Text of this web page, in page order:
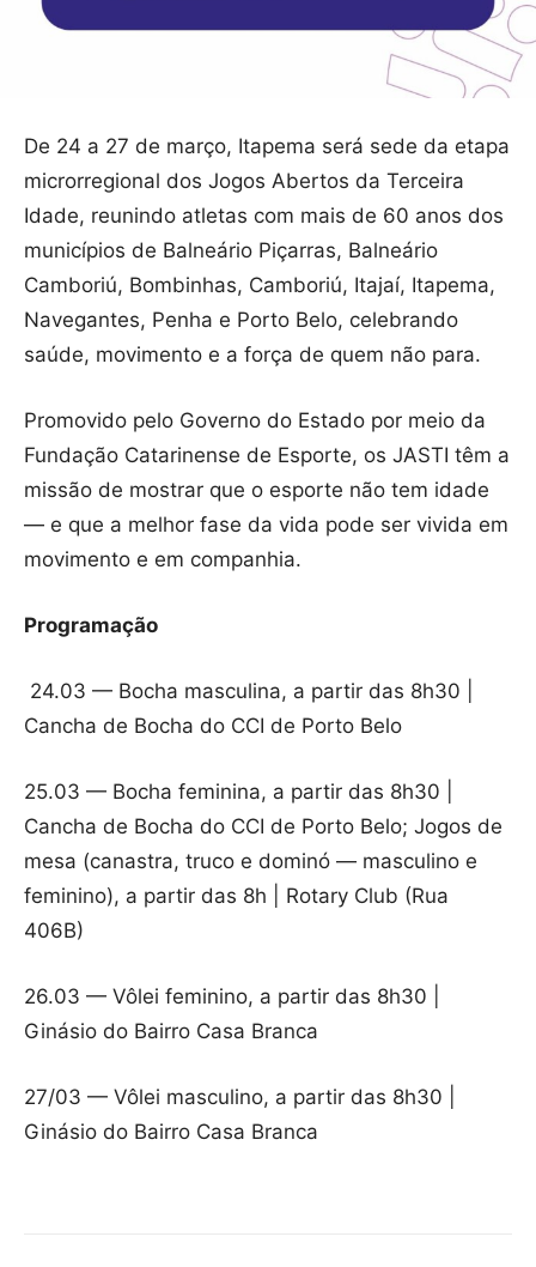
De 24 a 27 de março, Itapema será sede da etapa
microrregional dos Jogos Abertos da Terceira
Idade, reunindo atletas com mais de 60 anos dos
municípios de Balneário Piçarras, Balneário
Camboriú, Bombinhas, Camboriú, Itajaí, Itapema,
Navegantes, Penha e Porto Belo, celebrando
saúde, movimento e a força de quem não para.
Promovido pelo Governo do Estado por meio da
Fundação Catarinense de Esporte, os JASTI têm a
missão de mostrar que o esporte não tem idade
— e que a melhor fase da vida pode ser vivida em
movimento e em companhia.
Programação
24.03 — Bocha masculina, a partir das 8h30 |
Cancha de Bocha do CCI de Porto Belo
25.03 — Bocha feminina, a partir das 8h30 |
Cancha de Bocha do CCI de Porto Belo; Jogos de
mesa (canastra, truco e dominó — masculino e
feminino), a partir das 8h | Rotary Club (Rua
406B)
26.03 — Vôlei feminino, a partir das 8h30 |
Ginásio do Bairro Casa Branca
27/03 — Vôlei masculino, a partir das 8h30 |
Ginásio do Bairro Casa Branca